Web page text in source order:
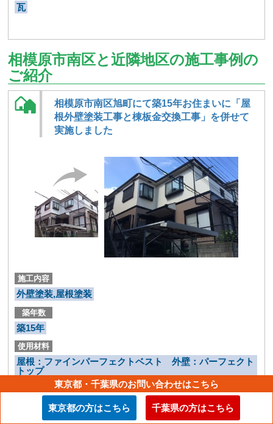
瓦
相模原市南区と近隣地区の施工事例の
ご紹介
相模原市南区旭町にて築15年お住まいに「屋
根外壁塗装工事と棟板金交換工事」を併せて
実施しました
施工内容
外壁塗装,屋根塗装
築年数
築15年
使用材料
屋根：ファインパーフェクトベスト 外壁：パーフェクト
トップ
東京都・千葉県のお問い合わせはこちら
東京都の方はこちら 千葉県の方はこちら